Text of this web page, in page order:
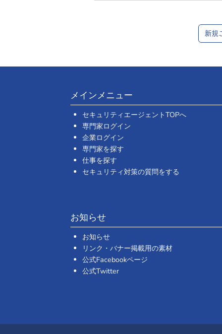
新規
メインメニュー
セキュリティエージェントTOPへ
専門家ログイン
企業ログイン
専門家を探す
仕事を探す
セキュリティ対策の質問をする
お知らせ
お知らせ
リンク・バナー掲載用の素材
公式Facebookページ
公式Twitter